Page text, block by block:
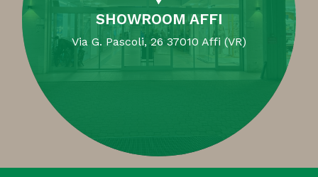
SHOWROOM AFFI
Via G. Pascoli, 26 37010 Affi (VR)